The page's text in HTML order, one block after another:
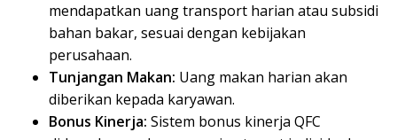
mendapatkan uang transport harian atau subsidi
bahan bakar, sesuai dengan kebijakan
perusahaan.
Tunjangan Makan: Uang makan harian akan
diberikan kepada karyawan.
Bonus Kinerja: Sistem bonus kinerja QFC